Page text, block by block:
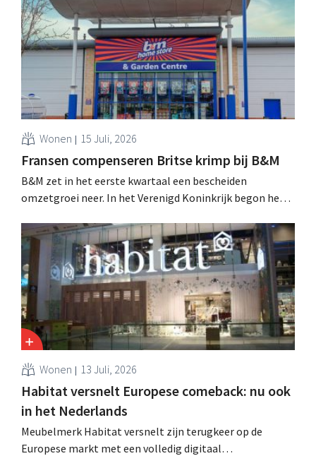
Wonen 15 Juli, 2026
Fransen compenseren Britse krimp bij B&M
B&M zet in het eerste kwartaal een bescheiden
omzetgroei neer. In het Verenigd Koninkrijk begon het
een betere prestatie van Heron Foods vingen de daling
op.
Wonen 13 Juli, 2026
Habitat versnelt Europese comeback: nu ook
in het Nederlands
Meubelmerk Habitat versnelt zijn terugkeer op de
Europese markt met een volledig digitaal